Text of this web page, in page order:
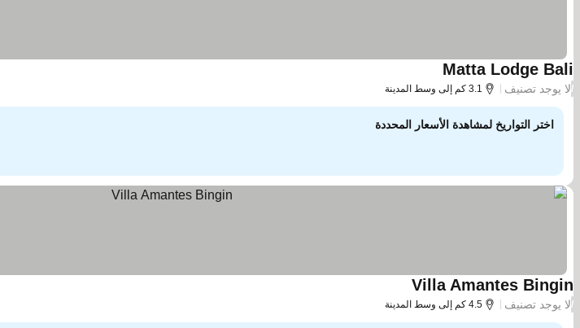
Matta Lodge Bali
/لا يوجد تصنيف 3.1 كم إلى وسط المدينة
اختر التواريخ لمشاهدة الأسعار المحددة
Villa Amantes Bingin
/لا يوجد تصنيف 4.5 كم إلى وسط المدينة